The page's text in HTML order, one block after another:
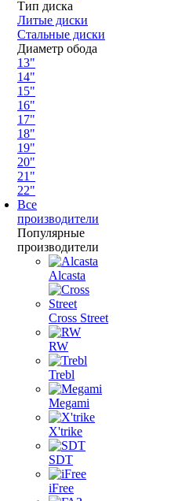
Тип диска
Литые диски
Стальные диски
Диаметр обода
13"
14"
15"
16"
17"
18"
19"
20"
21"
22"
Все
производители
Популярные
производители
Alcasta
Cross Street
RW
Trebl
Megami
X'trike
SDT
iFree